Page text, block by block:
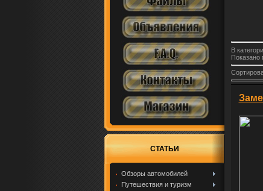
СТАТЬИ
Обзоры автомобилей
Путешествия и туризм
В
Показано